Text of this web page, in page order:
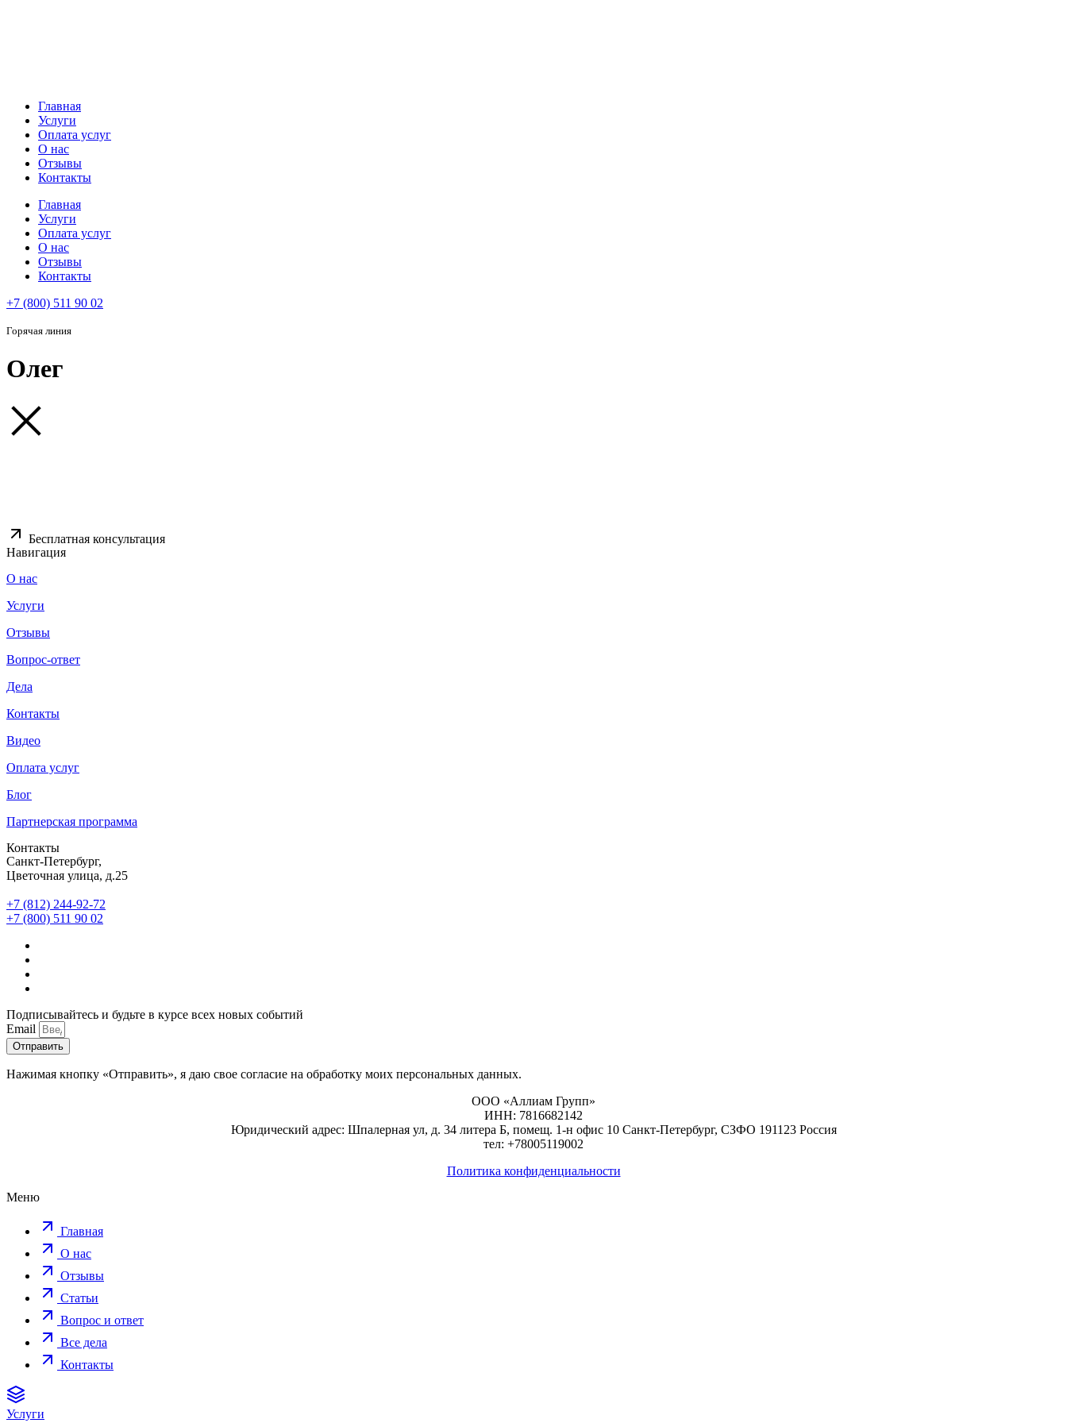
Главная
Услуги
Оплата услуг
О нас
Отзывы
Контакты
Главная
Услуги
Оплата услуг
О нас
Отзывы
Контакты
+7 (800) 511 90 02
Горячая линия
Олег
Бесплатная консультация
Навигация
О нас
Услуги
Отзывы
Вопрос-ответ
Дела
Контакты
Видео
Оплата услуг
Блог
Партнерская программа
Контакты
Санкт-Петербург,
Цветочная улица, д.25
+7 (812) 244-92-72
+7 (800) 511 90 02
Подписывайтесь и будьте в курсе всех новых событий
Email
Отправить
Нажимая кнопку «Отправить», я даю свое согласие на обработку моих персональных данных.
ООО «Аллиам Групп»
ИНН: 7816682142
Юридический адрес: Шпалерная ул, д. 34 литера Б, помещ. 1-н офис 10 Санкт-Петербург, СЗФО 191123 Россия
тел: +78005119002
Политика конфиденциальности
Меню
Главная
О нас
Отзывы
Статьи
Вопрос и ответ
Все дела
Контакты
Услуги